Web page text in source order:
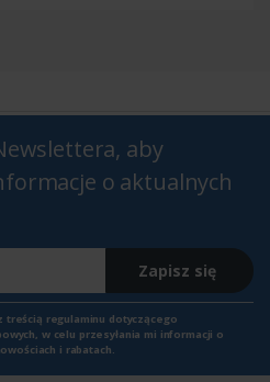
aby
o aktualnych
Zapisz się
treścią regulaminu dotyczącego
w celu przesyłania mi informacji o
i rabatach.